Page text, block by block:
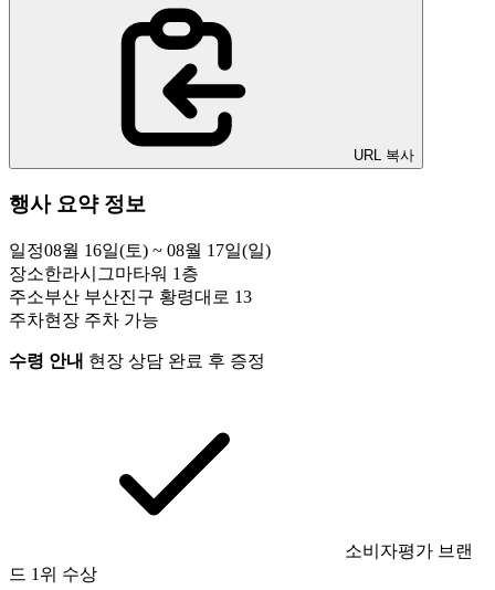
URL 복사
행사 요약 정보
일정08월 16일(토) ~ 08월 17일(일)
장소한라시그마타워 1층
주소부산 부산진구 황령대로 13
주차현장 주차 가능
수령 안내 현장 상담 완료 후 증정
소비자평가 브랜
드 1위 수상